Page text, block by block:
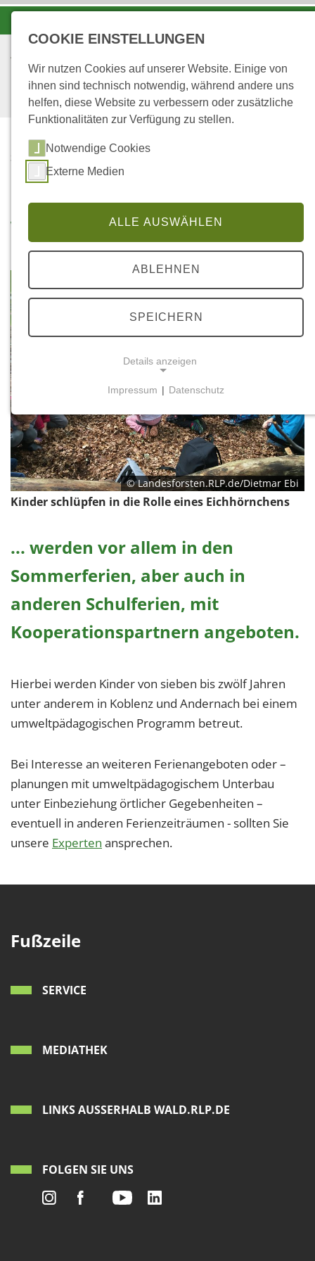
STARTSEITE
...
WALDFERIENTAGE
Waldferientage
© Landesforsten.RLP.de/Dietmar Ebi
Kinder schlüpfen in die Rolle eines Eichhörnchens
... werden vor allem in den
Sommerferien, aber auch in
anderen Schulferien, mit
Kooperationspartnern angeboten.
Hierbei werden Kinder von sieben bis zwölf Jahren
unter anderem in Koblenz und Andernach bei einem
umweltpädagogischen Programm betreut.
Bei Interesse an weiteren Ferienangeboten oder –
planungen mit umweltpädagogischem Unterbau
unter Einbeziehung örtlicher Gegebenheiten –
eventuell in anderen Ferienzeiträumen - sollten Sie
unsere Experten ansprechen.
Fußzeile
SERVICE
MEDIATHEK
LINKS AUSSERHALB WALD.RLP.DE
FOLGEN SIE UNS
COOKIE EINSTELLUNGEN
Wir nutzen Cookies auf unserer Website. Einige von
ihnen sind technisch notwendig, während andere uns
helfen, diese Website zu verbessern oder zusätzliche
Funktionalitäten zur Verfügung zu stellen.
Notwendige Cookies
Externe Medien
ALLE AUSWÄHLEN
ABLEHNEN
SPEICHERN
Details anzeigen
Notwendige Cookies ermöglichen grundlegende
Funktionen und sind für die einwandfreie Funktion
der Website erforderlich.
Einverständnis-Cookie
Dieser Cookie speichert die ausgewählten
1 Jahr
EXTERNE MEDIEN
Um Inhalte von Videoplattformen und Social Media
Plattformen anzeigen zu können, werden von
YouTube
Vimeo
Impressum | Datenschutz